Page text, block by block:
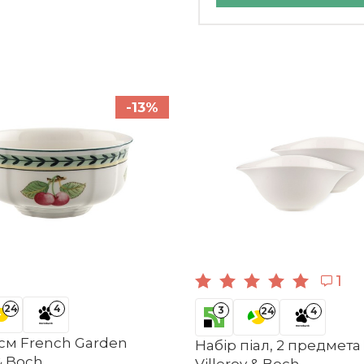
3 24
бонусів
Spring Awakening
24 4
см French Garden
-13%
1
3 24 4
Набір піал, 2